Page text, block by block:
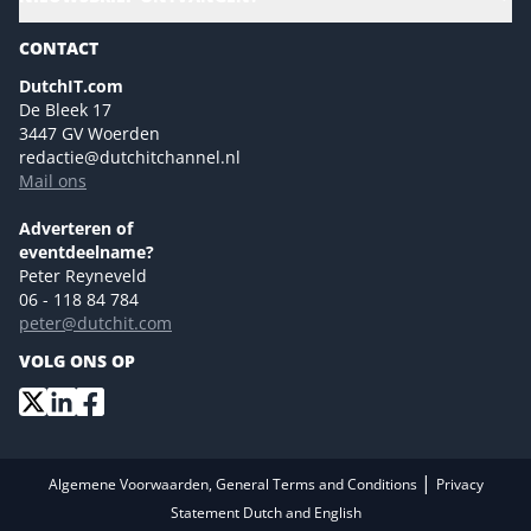
Magazines
Marketingmogelijkheden 2026
Eventmogelijkheden 2026
Advertising opportunities 2026 ENG
Event opportunities 2026 ENG
NL Digital
Versturen
CONTACT
DutchIT.com
De Bleek 17
3447 GV Woerden
redactie@dutchitchannel.nl
Mail ons
Adverteren of
eventdeelname?
Peter Reyneveld
06 - 118 84 784
peter@dutchit.com
VOLG ONS OP
Algemene Voorwaarden, General Terms and Conditions | Privacy
Statement Dutch and English